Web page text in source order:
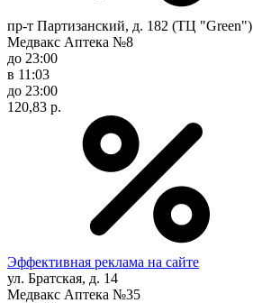
пр-т Партизанский, д. 182 (ТЦ "Green")
Медвакс Аптека №8
до 23:00
в 11:03
до 23:00
120,83 р.
Эффективная реклама на сайте
ул. Братская, д. 14
Медвакс Аптека №35